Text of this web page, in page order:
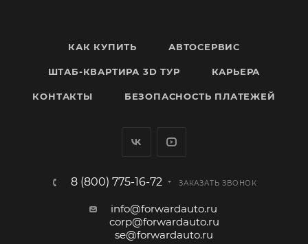
КАК КУПИТЬ АВТОСЕРВИС
ШТАБ-КВАРТИРА 3D ТУР КАРЬЕРА
КОНТАКТЫ БЕЗОПАСНОСТЬ ПЛАТЕЖЕЙ
8 (800) 775-16-72 ЗАКАЗАТЬ ЗВОНОК
info@forwardauto.ru
corp@forwardauto.ru
se@forwardauto.ru